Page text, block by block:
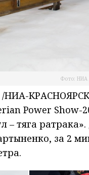
Фото: НИА
КРАСНОЯРСК/
Power Show-
– тяга
за 2